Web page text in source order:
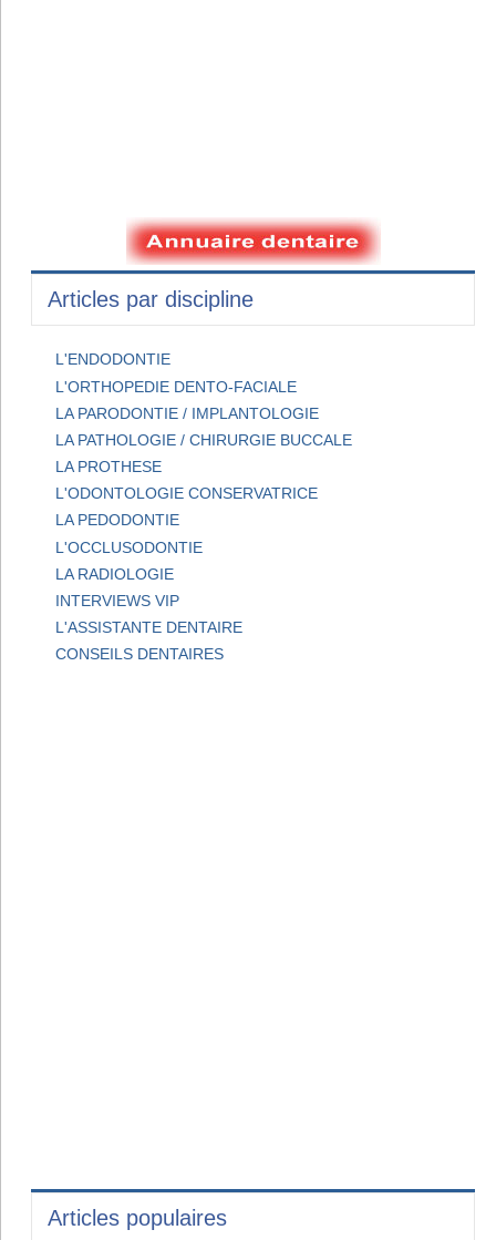
Articles par discipline
L'ENDODONTIE
L'ORTHOPEDIE DENTO-FACIALE
LA PARODONTIE / IMPLANTOLOGIE
LA PATHOLOGIE / CHIRURGIE BUCCALE
LA PROTHESE
L'ODONTOLOGIE CONSERVATRICE
LA PEDODONTIE
L'OCCLUSODONTIE
LA RADIOLOGIE
INTERVIEWS VIP
L'ASSISTANTE DENTAIRE
CONSEILS DENTAIRES
Articles populaires